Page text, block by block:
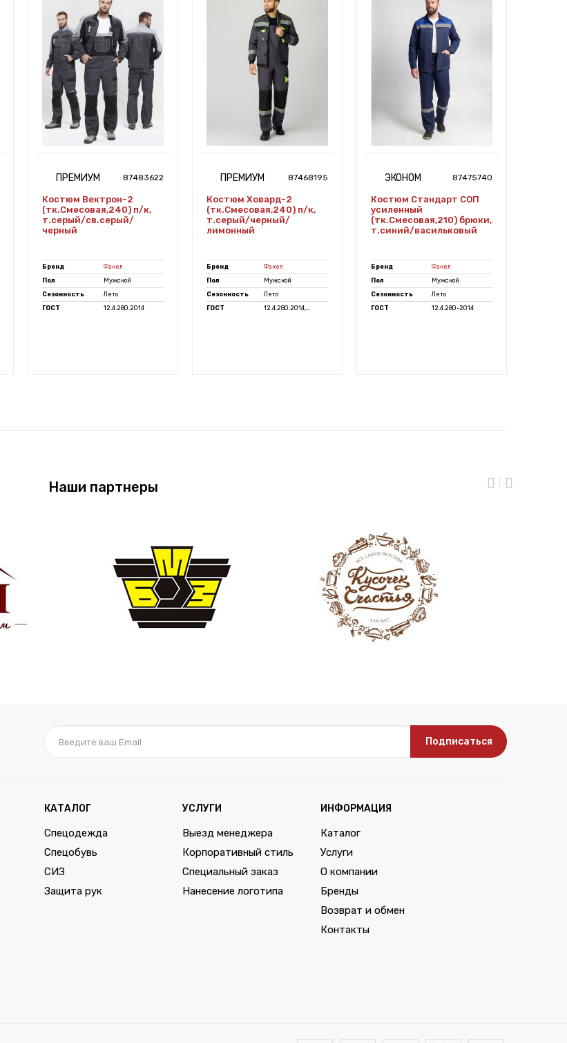
ПРЕМИУМ 87483622
Костюм Вектрон-2
(тк.Смесовая,240) п/к,
т.серый/св.серый/
черный
Бренд
Факел
Пол
Мужской
Сезонность
Лето
ГОСТ
12.4.280.2014
ПРЕМИУМ 87468195
Костюм Ховард-2
(тк.Смесовая,240) п/к,
т.серый/черный/
лимонный
Бренд
Факел
Пол
Мужской
Сезонность
Лето
ГОСТ
12.4.280.2014,...
ЭКОНОМ 87475740
Костюм Стандарт СОП
усиленный
(тк.Смесовая,210) брюки,
т.синий/васильковый
Бренд
Факел
Пол
Мужской
Сезонность
Лето
ГОСТ
12.4.280-2014
Наши партнеры
Подписаться
КАТАЛОГ
Спецодежда
Спецобувь
СИЗ
Защита рук
УСЛУГИ
Выезд менеджера
Корпоративный стиль
Специальный заказ
Нанесение логотипа
ИНФОРМАЦИЯ
Каталог
Услуги
О компании
Бренды
Возврат и обмен
Контакты